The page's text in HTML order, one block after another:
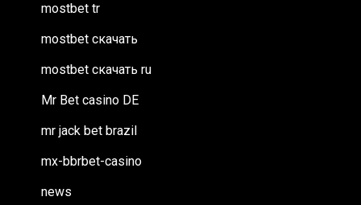
mostbet tr
mostbet скачать
mostbet скачать ru
Mr Bet casino DE
mr jack bet brazil
mx-bbrbet-casino
news